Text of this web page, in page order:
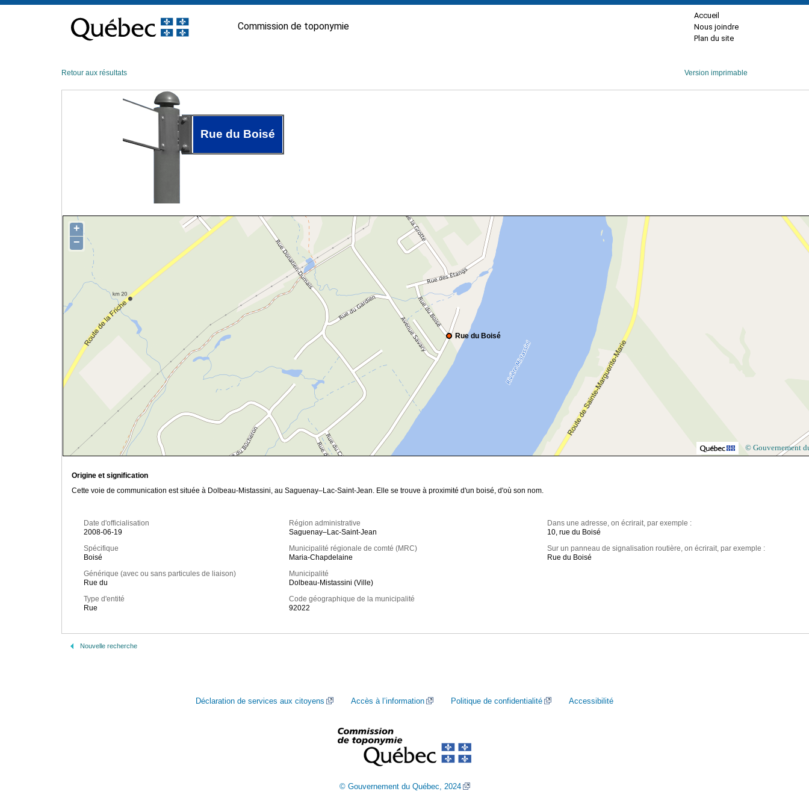
contenu
Commission de toponymie
Accueil
Nous joindre
Plan du site
Retour aux résultats Version imprimable
Rue du Boisé
Rue du Boisé
+
−
© Gouvernement
Origine et signification
Cette voie de communication est située à Dolbeau-Mistassini, au Saguenay–Lac-Saint-Jean. Elle se trouve à proximité d'un boisé, d'où son nom.
Date d'officialisation
2008-06-19
Spécifique
Boisé
Générique (avec ou sans particules de liaison)
Rue du
Type d'entité
Rue
Région administrative
Saguenay–Lac-Saint-Jean
Municipalité régionale de comté (MRC)
Maria-Chapdelaine
Municipalité
Dolbeau-Mistassini (Ville)
Code géographique de la municipalité
92022
Dans une adresse, on écrirait, par exemple :
10, rue du Boisé
Sur un panneau de signalisation routière, on écrirait, par exemple :
Rue du Boisé
Nouvelle recherche
Déclaration de services aux citoyens Accès à l’information Politique de confidentialité Accessibilité
© Gouvernement du Québec, 2024